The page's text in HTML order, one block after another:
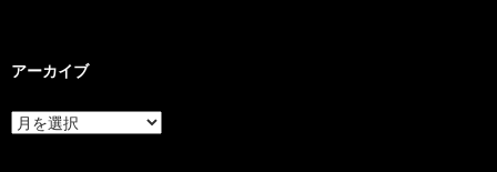
アーカイブ
ア
ー